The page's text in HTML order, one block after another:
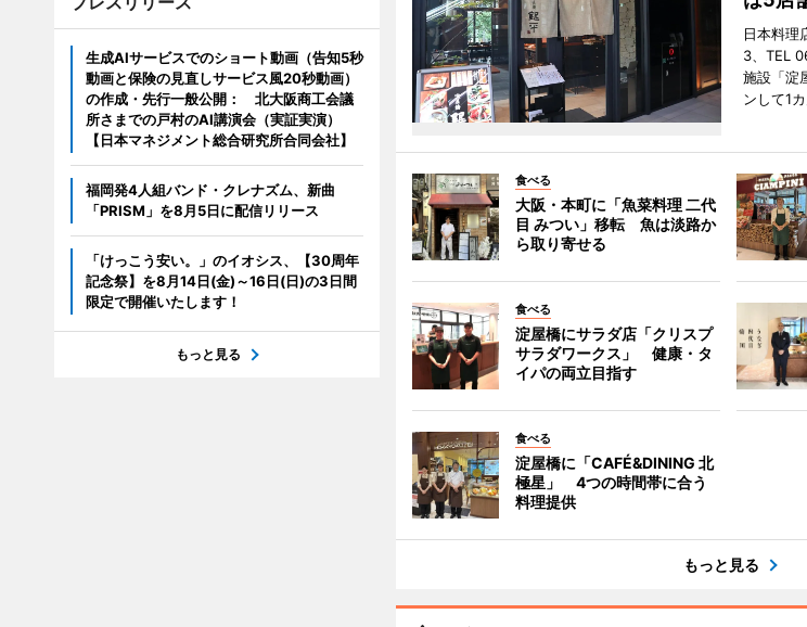
日本料理
3、TEL
施設「淀
ンして1
食べる
大阪・本町に「魚菜料理 二代
目 みつい」移転 魚は淡路か
ら取り寄せる
食べる
淀屋橋にサラダ店「クリスプ
サラダワークス」 健康・タ
イパの両立目指す
食べる
淀屋橋に「CAFÉ&DINING 北
極星」 4つの時間帯に合う
料理提供
もっと見る
生成AIサービスでのショート動画（告知5秒
動画と保険の見直しサービス風20秒動画）
の作成・先行一般公開： 北大阪商工会議
所さまでの戸村のAI講演会（実証実演）
【日本マネジメント総合研究所合同会社】
福岡発4人組バンド・クレナズム、新曲
「PRISM」を8月5日に配信リリース
「けっこう安い。」のイオシス、【30周年
記念祭】を8月14日(金)～16日(日)の3日間
限定で開催いたします！
もっと見る